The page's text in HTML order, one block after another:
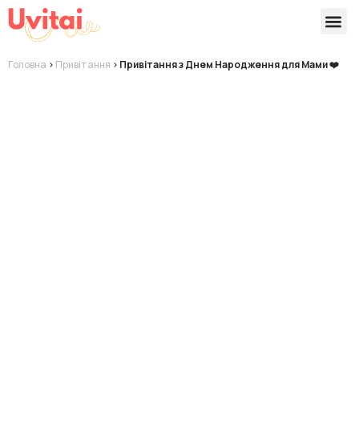
Головна > Привітання > Привітання з Днем Народження для Мами ❤️